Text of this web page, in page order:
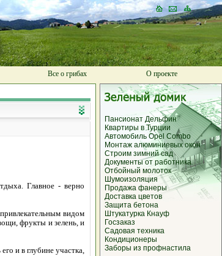
Все о грибах О проекте
Пансионат Дельфин
Квартиры в Турции
Автомобиль Opel Combo
Монтаж алюминиевых окон
Строим зимний сад
Документы от работника
Отбойный молоток
Шумоизоляция
Продажа фанеры
Доставка цветов
Защита бетона
Штукатурка Кнауф
Госзаказ
Садовая техника
Кондиционеры
Заборы из профнастила
Главное - верно
видом
фрукты и зелень, и
и в глубине участка,